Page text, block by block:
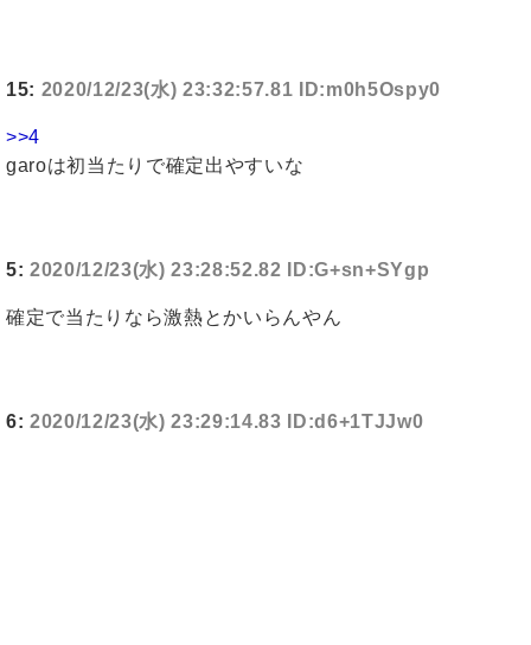
15: 2020/12/23(水) 23:32:57.81 ID:m0h5Ospy0
>>4
garoは初当たりで確定出やすいな
5: 2020/12/23(水) 23:28:52.82 ID:G+sn+SYgp
確定で当たりなら激熱とかいらんやん
6: 2020/12/23(水) 23:29:14.83 ID:d6+1TJJw0